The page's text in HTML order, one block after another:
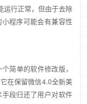
运行正常，但由于去除
程序可能会有兼容性
简单的软件修改版，
在保留微信4.0全新美
段归还了用户对软件